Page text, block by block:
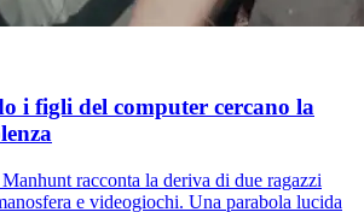
i figli del computer cercano la
racconta la deriva di due ragazzi
e videogiochi. Una parabola lucida